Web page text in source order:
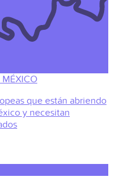
MÉXICO
que están abriendo
y necesitan